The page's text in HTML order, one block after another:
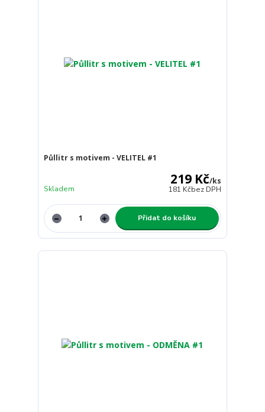
Půllitr s motivem - VELITEL #1
219 Kč/ks
181 Kčbez DPH
Skladem
Přidat do košíku